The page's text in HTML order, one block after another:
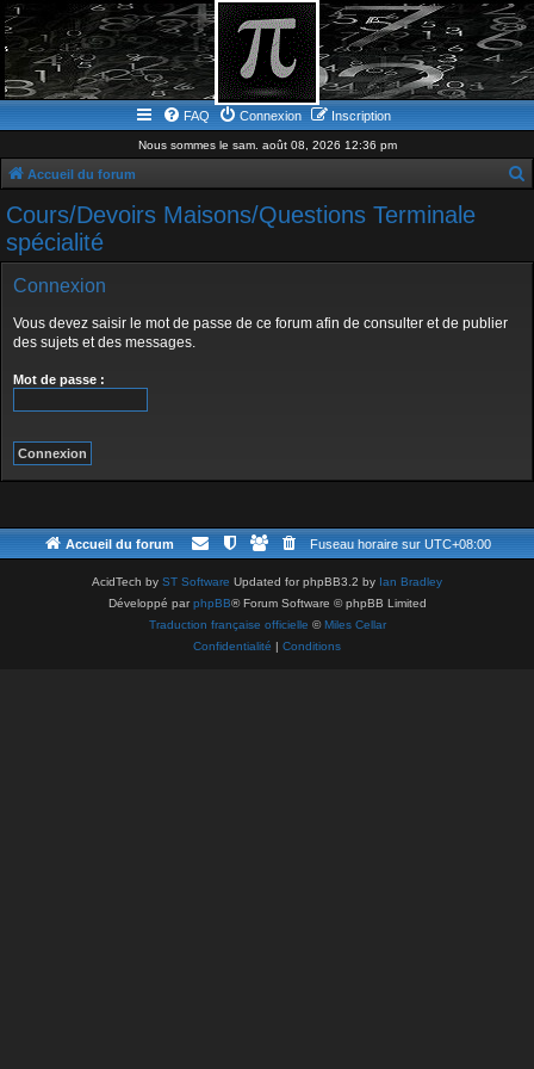
FAQ Connexion Inscription
Nous sommes le sam. août 08, 2026 12:36 pm
Accueil du forum
h
Cours/Devoirs Maisons/Questions Terminale
spécialité
Connexion
Vous devez saisir le mot de passe de ce forum afin de consulter et de publier
des sujets et des messages.
Mot de passe :
Accueil du forum Fuseau horaire sur UTC+08:00
AcidTech by ST Software Updated for phpBB3.2 by Ian Bradley
Développé parphpBB® Forum Software © phpBB Limited
Traduction française officielle ©Miles Cellar
Confidentialité | Conditions